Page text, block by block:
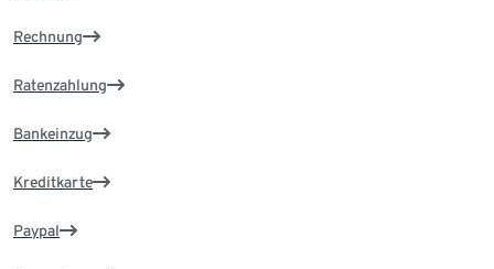
Rechnung
Ratenzahlung
Bankeinzug
Kreditkarte
Paypal